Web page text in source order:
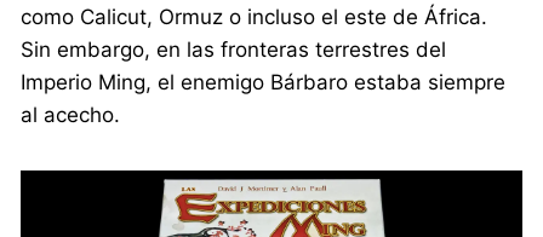
como Calicut, Ormuz o incluso el este de África.
Sin embargo, en las fronteras terrestres del
Imperio Ming, el enemigo Bárbaro estaba siempre
al acecho.